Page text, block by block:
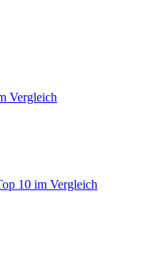
Vergleich
10 im Vergleich